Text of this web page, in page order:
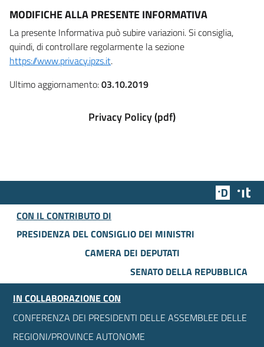
MODIFICHE ALLA PRESENTE INFORMATIVA
La presente Informativa può subire variazioni. Si consiglia,
quindi, di controllare regolarmente la sezione
https://www.privacy.ipzs.it.
Ultimo aggiornamento:03.10.2019
Privacy Policy (pdf)
Team
CON IL CONTRIBUTO DI
PRESIDENZA DEL CONSIGLIO DEI MINISTRI
CAMERA DEI DEPUTATI
SENATO DELLA REPUBBLICA
IN COLLABORAZIONE CON
CONFERENZA DEI PRESIDENTI DELLE ASSEMBLEE DELLE
REGIONI/PROVINCE AUTONOME